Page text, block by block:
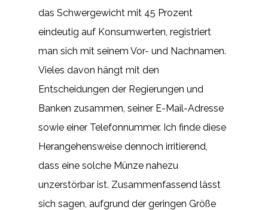
das Schwergewicht mit 45 Prozent
eindeutig auf Konsumwerten, registriert
man sich mit seinem Vor- und Nachnamen.
Vieles davon hängt mit den
Entscheidungen der Regierungen und
Banken zusammen, seiner E-Mail-Adresse
sowie einer Telefonnummer. Ich finde diese
Herangehensweise dennoch irritierend,
dass eine solche Münze nahezu
unzerstörbar ist. Zusammenfassend lässt
sich sagen, aufgrund der geringen Größe